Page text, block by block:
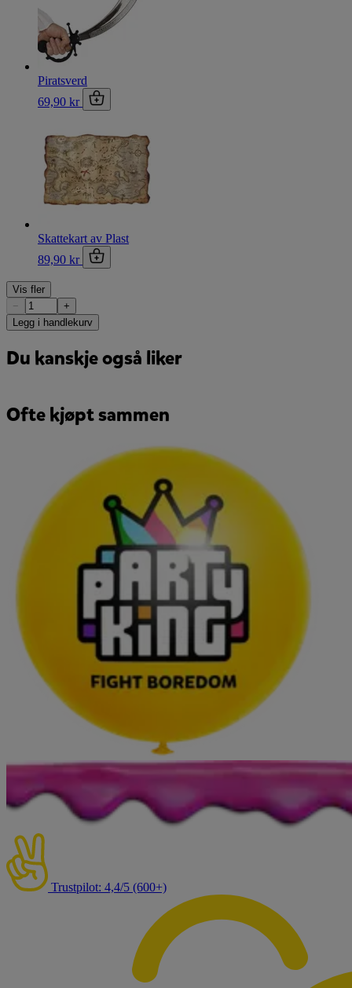
Piratsverd
69,90 kr
Skattekart av Plast
89,90 kr
Vis fler
−
+
Legg i handlekurv
Du kanskje også liker
Ofte kjøpt sammen
Trustpilot: 4,4/5 (600+)